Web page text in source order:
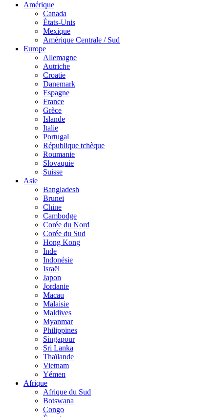
Amérique
Canada
États-Unis
Mexique
Amérique Centrale / Sud
Europe
Allemagne
Autriche
Croatie
Danemark
Espagne
France
Grèce
Islande
Italie
Portugal
République tchèque
Roumanie
Slovaquie
Suisse
Asie
Bangladesh
Brunei
Chine
Cambodge
Corée du Nord
Corée du Sud
Hong Kong
Inde
Indonésie
Israël
Japon
Jordanie
Macau
Malaisie
Maldives
Myanmar
Philippines
Singapour
Sri Lanka
Thaïlande
Vietnam
Yémen
Afrique
Afrique du Sud
Botswana
Congo